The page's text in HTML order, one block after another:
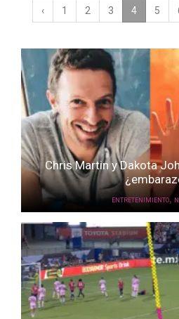
‹ 1 2 3 4 (current)
5
Chris Martin y Dakota
ENTRETENIMIENTO,